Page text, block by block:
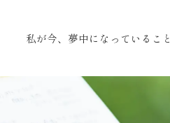
私が今、夢中になっていること